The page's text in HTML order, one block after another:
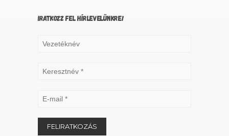
IRATKOZZ FEL HÍRLEVELÜNKRE!